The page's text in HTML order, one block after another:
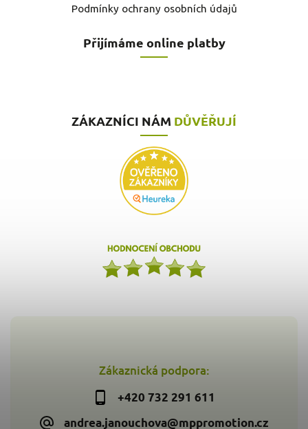
Zákaznická podpora:
+420 732 291 611
andrea.janouchova@mppromotion.cz
Podmínky ochrany osobních údajů
Přijímáme online platby
ZÁKAZNÍCI NÁM DŮVĚŘUJÍ